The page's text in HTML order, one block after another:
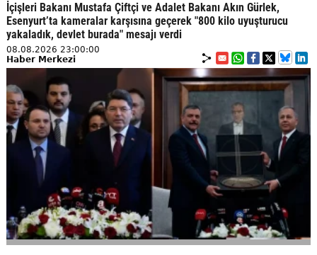
İçişleri Bakanı Mustafa Çiftçi ve Adalet Bakanı Akın Gürlek,
Esenyurt’ta kameralar karşısına geçerek "800 kilo uyuşturucu
yakaladık, devlet burada" mesajı verdi
08.08.2026 23:00:00
Haber Merkezi